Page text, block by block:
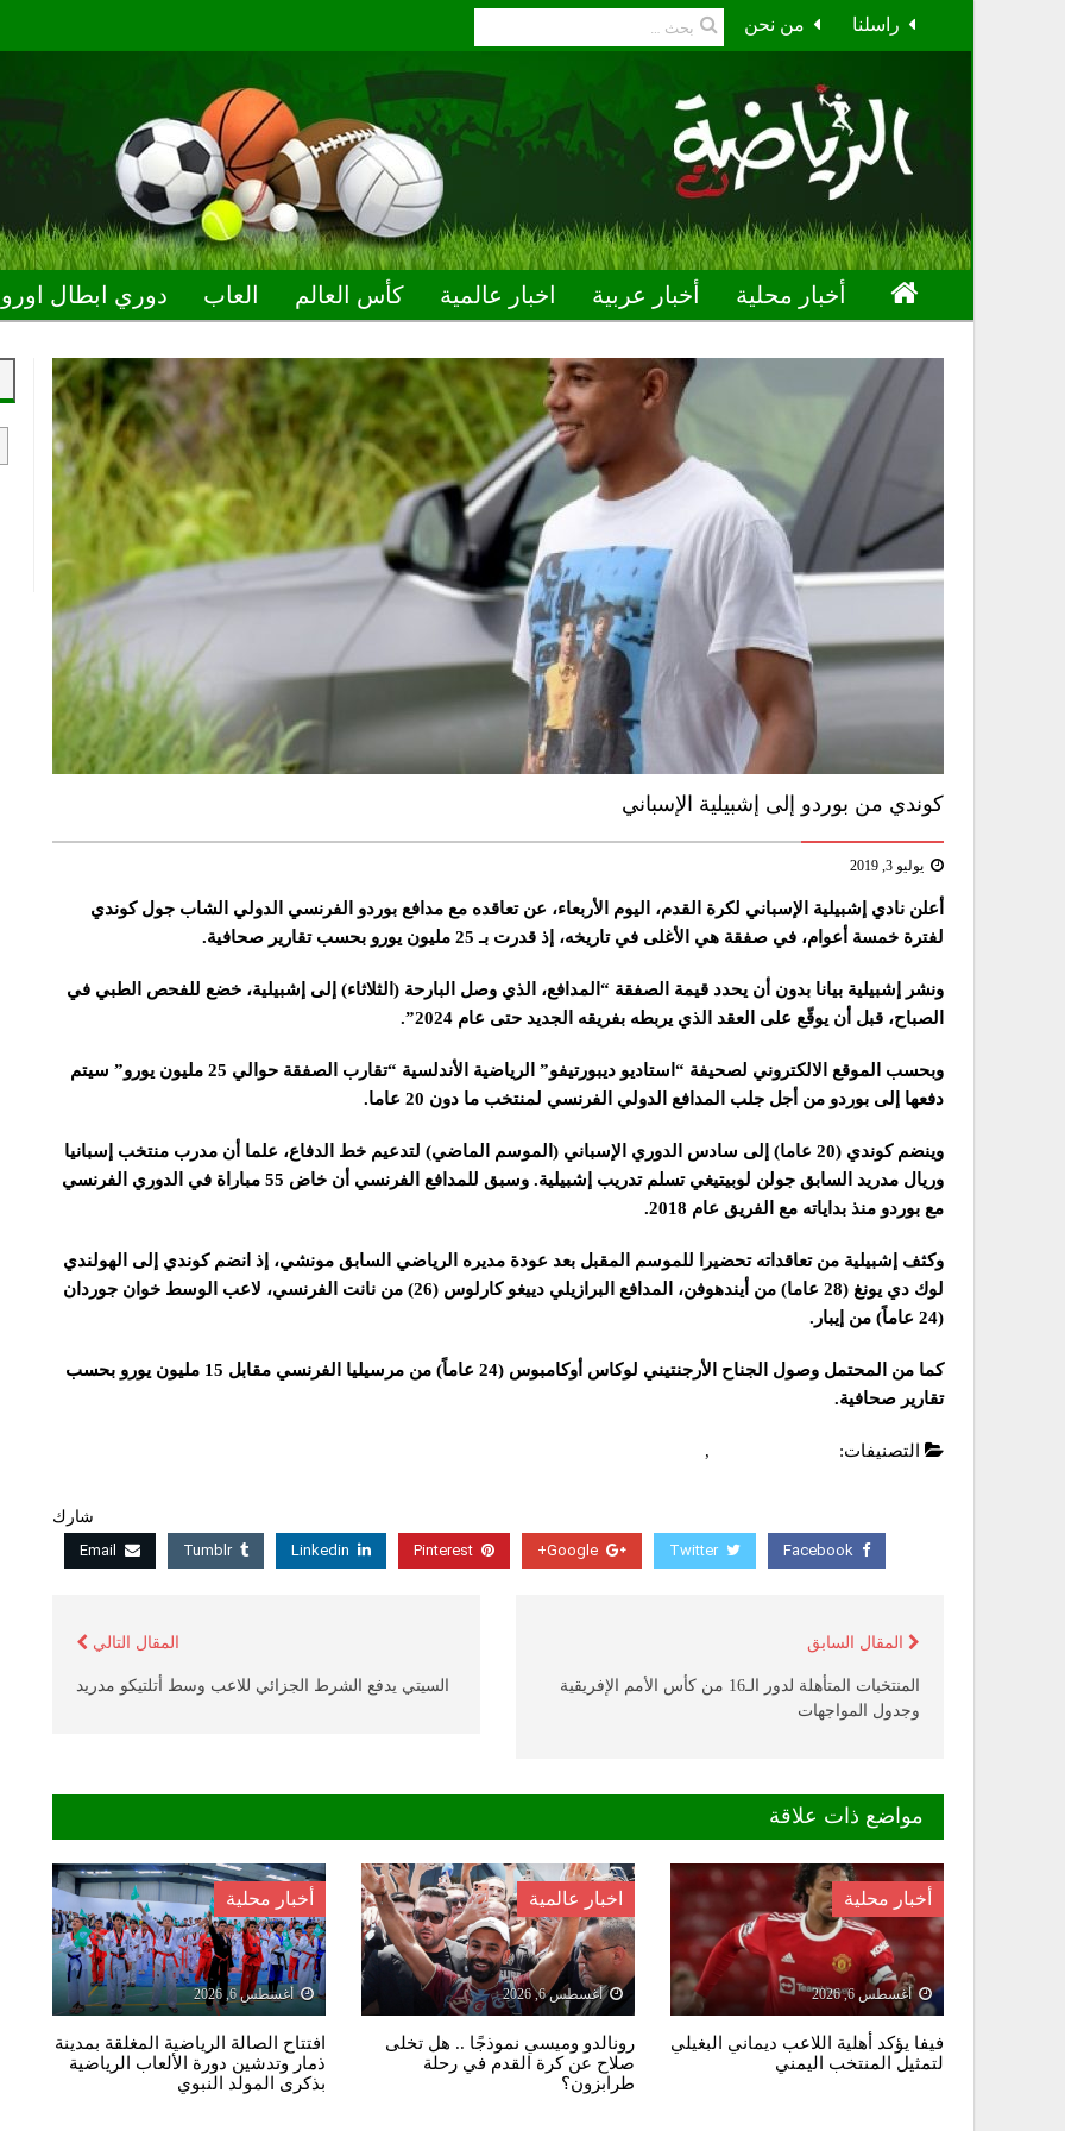
من نحن راسلنا
أخبار محلية أخبار عربية اخبار عالمية كأس العالم العاب دوري ابطال
كوندي من بوردو إلى إشبيلية الإسباني
يوليو 3, 2019
أعلن نادي إشبيلية الإسباني لكرة القدم، اليوم الأربعاء، عن تعاقده مع مدافع بوردو الفرنسي الدولي الشاب جول كوندي
لفترة خمسة أعوام، في صفقة هي الأغلى في تاريخه، إذ قدرت بـ 25 مليون يورو بحسب تقارير صحافية.
ونشر إشبيلية بيانا بدون أن يحدد قيمة الصفقة “المدافع، الذي وصل البارحة (الثلاثاء) إلى إشبيلية، خضع للفحص الطبي في
الصباح، قبل أن يوقّع على العقد الذي يربطه بفريقه الجديد حتى عام 2024”.
وبحسب الموقع الالكتروني لصحيفة “استاديو ديبورتيفو” الرياضية الأندلسية “تقارب الصفقة حوالي 25 مليون يورو” سيتم
دفعها إلى بوردو من أجل جلب المدافع الدولي الفرنسي لمنتخب ما دون 20 عاما.
وينضم كوندي (20 عاما) إلى سادس الدوري الإسباني (الموسم الماضي) لتدعيم خط الدفاع، علما أن مدرب منتخب إسبانيا
وريال مدريد السابق جولن لوبيتيغي تسلم تدريب إشبيلية. وسبق للمدافع الفرنسي أن خاض 55 مباراة في الدوري الفرنسي
مع بوردو منذ بداياته مع الفريق عام 2018.
وكثف إشبيلية من تعاقداته تحضيرا للموسم المقبل بعد عودة مديره الرياضي السابق مونشي، إذ انضم كوندي إلى الهولندي
لوك دي يونغ (28 عاما) من أيندهوفن، المدافع البرازيلي دييغو كارلوس (26) من نانت الفرنسي، لاعب الوسط خوان جوردان
(24 عاماً) من إيبار.
كما من المحتمل وصول الجناح الأرجنتيني لوكاس أوكامبوس (24 عاماً) من مرسيليا الفرنسي مقابل 15 مليون يورو بحسب
تقارير صحافية.
التصنيفات: ,
شارك
Facebook
Twitter
Google+
Pinterest
Linkedin
Tumblr
Email
المقال السابق
المنتخبات المتأهلة لدور الـ16 من كأس الأمم الإفريقية
وجدول المواجهات
المقال التالي
السيتي يدفع الشرط الجزائي للاعب وسط أتلتيكو مدريد
مواضع ذات علاقة
أخبار محلية
أغسطس 6, 2026
فيفا يؤكد أهلية اللاعب ديماني البغيلي
لتمثيل المنتخب اليمني
اخبار عالمية
أغسطس 6, 2026
رونالدو وميسي نموذجًا .. هل تخلى
صلاح عن كرة القدم في رحلة
طرابزون؟
أخبار محلية
أغسطس 6, 2026
افتتاح الصالة الرياضية المغلقة بمدينة
ذمار وتدشين دورة الألعاب الرياضية
بذكرى المولد النبوي